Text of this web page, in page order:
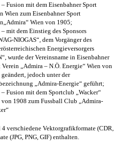
– Fusion mit dem Eisenbahner Sport
Wien zum Eisenbahner Sport
Wien von 1905;
– mit dem Einstieg des Sponsors
NIOGAS“, dem Vorgänger des
Energieversorgers
wurde der Vereinsname in Eisenbahner
Verein „Admira – N.Ö. Energie“ Wien von
geändert, jedoch unter der
„Admira-Energie“ geführt;
– Fusion mit dem Sportclub „Wacker“
von 1908 zum Fussball Club „Admira-
verschiedene Vektorgrafikformate (CDR,
(JPG, PNG, GIF) enthalten.